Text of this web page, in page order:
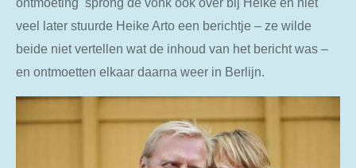
veel later stuurde Heike Arto een berichtje – ze wilde
beide niet vertellen wat de inhoud van het bericht was –
en ontmoetten elkaar daarna weer in Berlijn.